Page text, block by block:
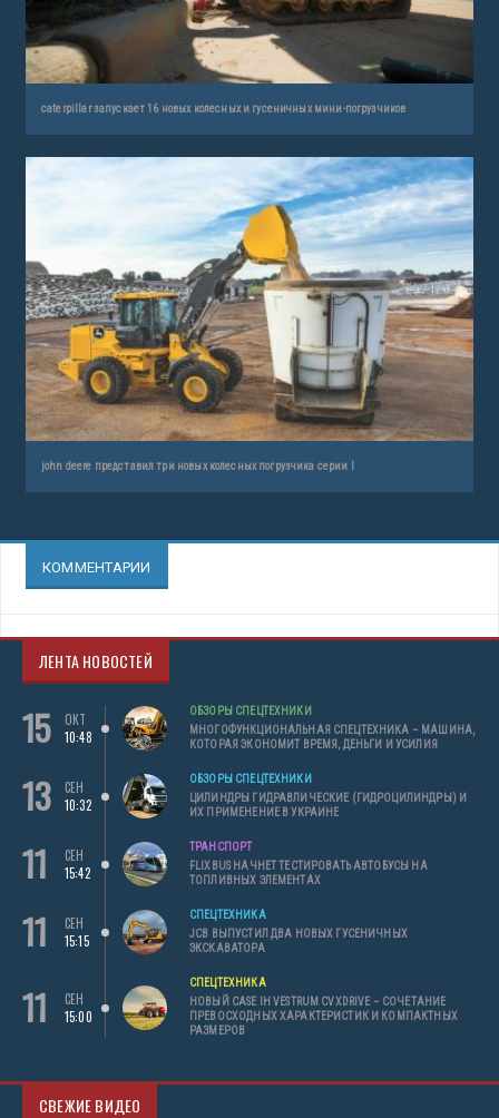
caterpillar запускает 16 новых колесных и гусеничных мини-погрузчиков
john deere представил три новых колесных погрузчика серии l
КОММЕНТАРИИ
ЛЕНТА НОВОСТЕЙ
15
ОКТ
10:48
ОБЗОРЫ СПЕЦТЕХНИКИ
МНОГОФУНКЦИОНАЛЬНАЯ СПЕЦТЕХНИКА – МАШИНА,
КОТОРАЯ ЭКОНОМИТ ВРЕМЯ, ДЕНЬГИ И УСИЛИЯ
13
СЕН
10:32
ОБЗОРЫ СПЕЦТЕХНИКИ
ЦИЛИНДРЫ ГИДРАВЛИЧЕСКИЕ (ГИДРОЦИЛИНДРЫ) И
ИХ ПРИМЕНЕНИЕ В УКРАИНЕ
11
СЕН
15:42
ТРАНСПОРТ
FLIXBUS НАЧНЕТ ТЕСТИРОВАТЬ АВТОБУСЫ НА
ТОПЛИВНЫХ ЭЛЕМЕНТАХ
11
СЕН
15:15
СПЕЦТЕХНИКА
JCB ВЫПУСТИЛ ДВА НОВЫХ ГУСЕНИЧНЫХ
ЭКСКАВАТОРА
11
СЕН
15:00
СПЕЦТЕХНИКА
НОВЫЙ CASE IH VESTRUM CVXDRIVE – СОЧЕТАНИЕ
ПРЕВОСХОДНЫХ ХАРАКТЕРИСТИК И КОМПАКТНЫХ
РАЗМЕРОВ
СВЕЖИЕ ВИДЕО